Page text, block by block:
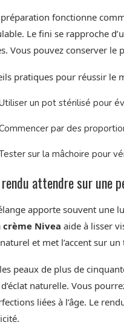
préparation fonctionne
Le fini se rapproche
Vous pouvez conserver le
pratiques pour réussir le
un pot stérilisé pour
par des
sur la mâchoire pour
attendre sur une
apporte souvent une
crème Nivea aide à lisser
et met l’accent sur
peaux de plus de
naturelle. Vous
liées à l’âge. Le